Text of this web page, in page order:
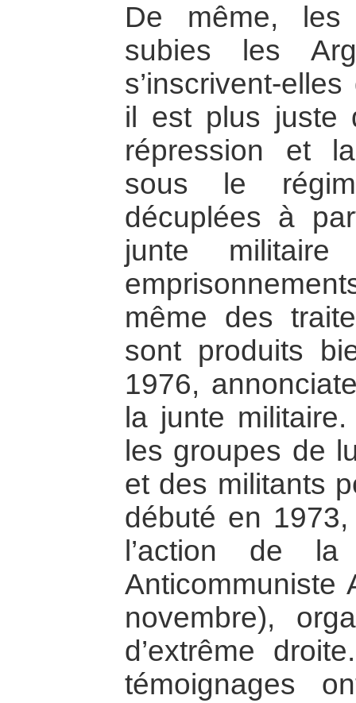
De même, les
subies les
s’inscrivent-
il est plus juste
répression et
sous le
décuplées à
junte
même des
sont produits
1976,
la junte
les groupes de
et des militants
débuté en
l’action de
Anticommuniste
novembre),
d’extrême
témoignages